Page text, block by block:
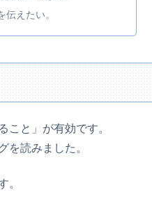
伝えたい。
こと」が有効です。
を読みました。
。